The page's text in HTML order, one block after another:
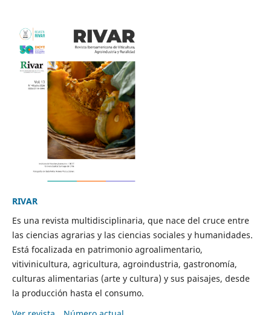
RIVAR
Es una revista multidisciplinaria, que nace del cruce entre
las ciencias agrarias y las ciencias sociales y humanidades.
Está focalizada en patrimonio agroalimentario,
vitivinicultura, agricultura, agroindustria, gastronomía,
culturas alimentarias (arte y cultura) y sus paisajes, desde
la producción hasta el consumo.